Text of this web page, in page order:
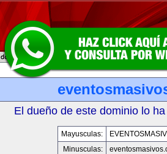
El dueño de este dominio lo
Mayusculas:
Minusculas: